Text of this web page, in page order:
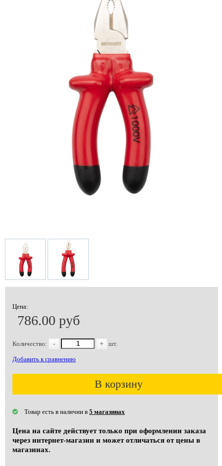
Цена:
786.00 руб
Количество: - + шт.
Добавить к сравнению
В корзину
Товар есть в наличии в 5 магазинах
Цена на сайте действует только при оформлении заказа
через интернет-магазин и может отличаться от цены в
магазинах.